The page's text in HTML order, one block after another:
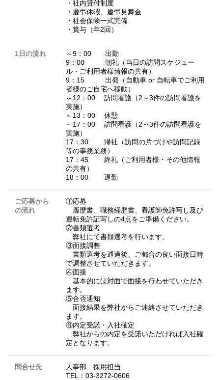
・社内貸付制度
・慶弔休暇、慶弔見舞金
・社会保険一式完備
・賞与（年2回）
1日の流れ
～9：00 出勤
9：00 朝礼（当日の訪問スケジュー
ル・ご利用者様情報の共有）
9：15 出発（自動車 or 自転車でご利用
者様のご自宅へ移動）
～12：00 訪問看護（2～3件の訪問看護を
実施）
～13：00 休憩
～17：00 訪問看護（2～3件の訪問看護を
実施）
17：30 帰社（訪問の片づけや訪問記録
等の事務業務）
17：45 終礼（ご利用者様・その他情報
の共有）
18：00 退勤
ご応募から
の流れ
①応募
履歴書、職務経歴書、看護師免許写し及び
運転免許証写しの4点をご準備ください。
②書類選考
弊社にて書類選考を行います。
③面接調整
書類選考を通過後、ご都合の良い面接日時
で調整させていただきます。
④面接
基本的には対面で面接を行わせていただき
ます。
⑤合否通知
面接結果を弊社からご連絡させていただき
ます。
⑥内定受諾・入社確定
弊社からの内定を受諾いただければ入社確
定となります。
問合せ先
人事部 採用担当
TEL：03-3272-0606